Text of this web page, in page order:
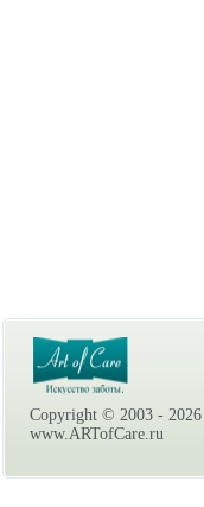
Copyright © 2003 - 2026
www.ARTofCare.ru